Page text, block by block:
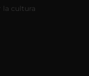
la cultura